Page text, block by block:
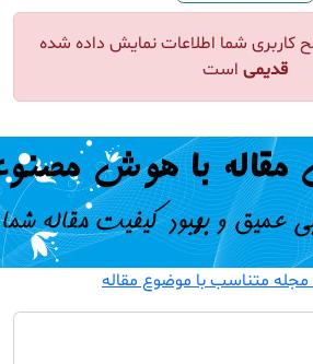
اطلاعات نمایش داده شده
است